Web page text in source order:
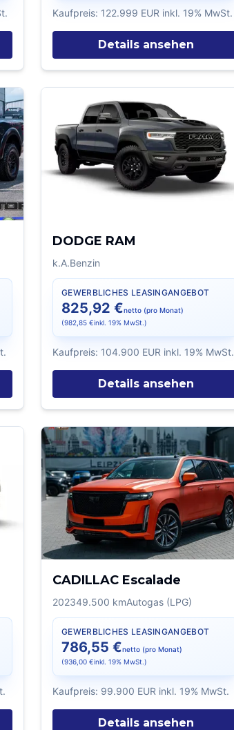
Kaufpreis: 122.999 EUR inkl. 19% MwSt.
Details ansehen
DODGE RAM
k.A.Benzin
GEWERBLICHES LEASINGANGEBOT
825,92 €netto (pro Monat)
(982,85 €inkl. 19% MwSt.)
Kaufpreis: 104.900 EUR inkl. 19% MwSt.
Details ansehen
CADILLAC Escalade
202349.500 kmAutogas (LPG)
GEWERBLICHES LEASINGANGEBOT
786,55 €netto (pro Monat)
(936,00 €inkl. 19% MwSt.)
Kaufpreis: 99.900 EUR inkl. 19% MwSt.
Details ansehen